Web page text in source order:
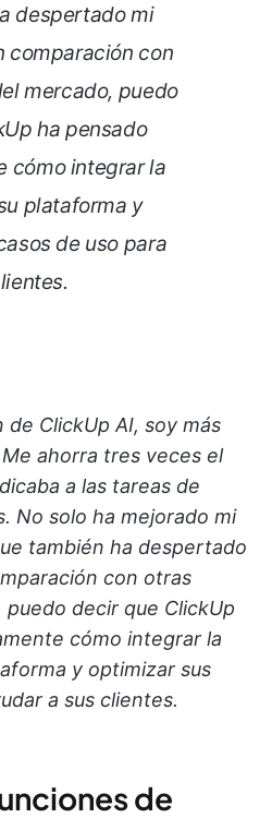
despertado mi
comparación con
mercado, puedo
ha pensado
cómo integrar la
plataforma y
de uso para
de ClickUp AI, soy más
ahorra tres veces el
a las tareas de
No solo ha mejorado mi
también ha despertado
con otras
decir que ClickUp
cómo integrar la
y optimizar sus
a sus clientes.
de